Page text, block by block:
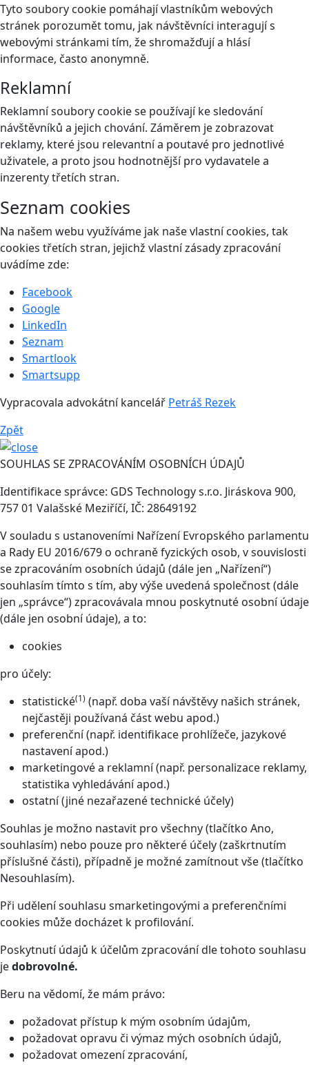
Tyto soubory cookie pomáhají vlastníkům webových
stránek porozumět tomu, jak návštěvníci interagují s
webovými stránkami tím, že shromažďují a hlásí
informace, často anonymně.
Reklamní
Reklamní soubory cookie se používají ke sledování
návštěvníků a jejich chování. Záměrem je zobrazovat
reklamy, které jsou relevantní a poutavé pro jednotlivé
uživatele, a proto jsou hodnotnější pro vydavatele a
inzerenty třetích stran.
Seznam cookies
Na našem webu využíváme jak naše vlastní cookies, tak
cookies třetích stran, jejichž vlastní zásady zpracování
uvádíme zde:
Facebook
Google
LinkedIn
Seznam
Smartlook
Smartsupp
Vypracovala advokátní kancelář Petráš Rezek
Zpět
SOUHLAS SE ZPRACOVÁNÍM OSOBNÍCH ÚDAJŮ
Identifikace správce: GDS Technology s.r.o. Jiráskova 900,
757 01 Valašské Meziříčí, IČ: 28649192
V souladu s ustanoveními Nařízení Evropského parlamentu
a Rady EU 2016/679 o ochraně fyzických osob, v souvislosti
se zpracováním osobních údajů (dále jen „Nařízení“)
souhlasím tímto s tím, aby výše uvedená společnost (dále
jen „správce“) zpracovávala mnou poskytnuté osobní údaje
(dále jen osobní údaje), a to:
cookies
pro účely:
statistické(1) (např. doba vaší návštěvy našich stránek,
nejčastěji používaná část webu apod.)
preferenční (např. identifikace prohlížeče, jazykové
nastavení apod.)
marketingové a reklamní (např. personalizace reklamy,
statistika vyhledávání apod.)
ostatní (jiné nezařazené technické účely)
Souhlas je možno nastavit pro všechny (tlačítko Ano,
souhlasím) nebo pouze pro některé účely (zaškrtnutím
příslušné části), případně je možné zamítnout vše (tlačítko
Nesouhlasím).
Při udělení souhlasu smarketingovými a preferenčními
cookies může docházet k profilování.
Poskytnutí údajů k účelům zpracování dle tohoto souhlasu
jedobrovolné.
Beru na vědomí, že mám právo:
požadovat přístup k mým osobním údajům,
požadovat opravu či výmaz mých osobních údajů,
požadovat omezení zpracování,